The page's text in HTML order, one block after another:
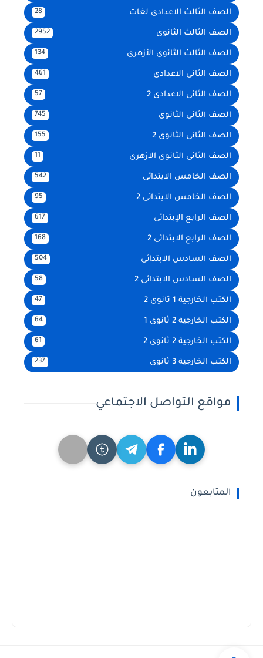
الصف الثالث الاعدادى لغات 28
الصف الثالث الثانوى 2952
الصف الثالث الثانوى الأزهرى 134
الصف الثانى الاعدادى 461
الصف الثانى الاعدادى 2 57
الصف الثانى الثانوى 745
الصف الثانى الثانوى 2 155
الصف الثانى الثانوى الازهرى 11
الصف الخامس الابتدائى 542
الصف الخامس الابتدائى 2 95
الصف الرابع الإبتدائى 617
الصف الرابع الابتدائى 2 168
الصف السادس الابتدائى 504
الصف السادس الابتدائى 2 58
الكتب الخارجية 1 ثانوى 2 47
الكتب الخارجية 2 ثانوى 1 64
الكتب الخارجية 2 ثانوى 2 61
الكتب الخارجية 3 ثانوى 237
مواقع التواصل الاجتماعي
المتابعون